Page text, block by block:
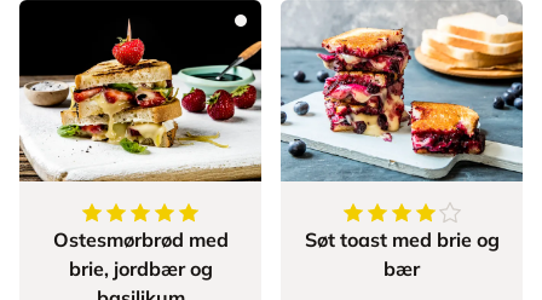
5av5stjerner
Ostesmørbrød med
brie, jordbær og
4.666666666666667
Søt toast med brie og
bær